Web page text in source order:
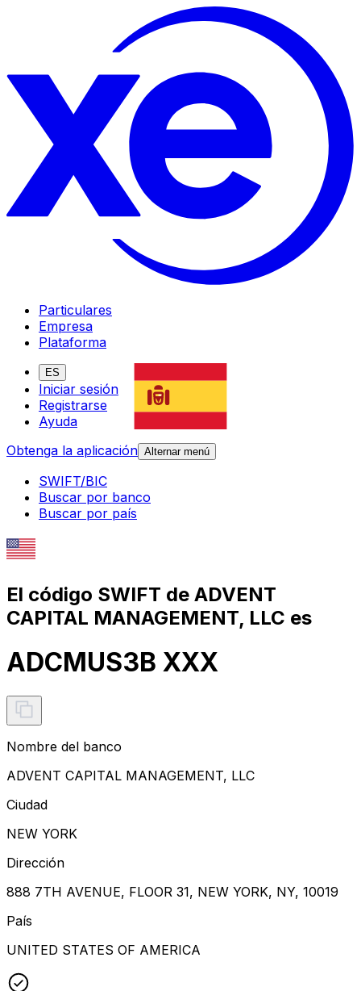
Particulares
Empresa
Plataforma
ES
Iniciar sesión
Registrarse
Ayuda
Obtenga la aplicación Alternar menú
SWIFT/BIC
Buscar por banco
Buscar por país
El código SWIFT de ADVENT
CAPITAL MANAGEMENT, LLC es
ADCMUS3B XXX
Nombre del banco
ADVENT CAPITAL MANAGEMENT, LLC
Ciudad
NEW YORK
Dirección
888 7TH AVENUE, FLOOR 31, NEW YORK, NY, 10019
País
UNITED STATES OF AMERICA